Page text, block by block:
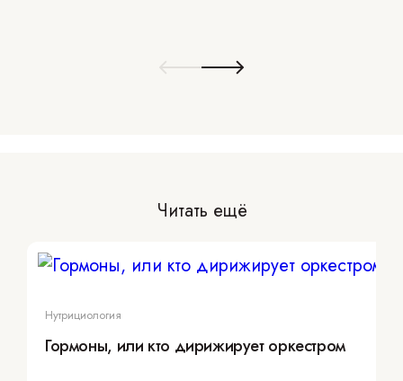
Читать ещё
Нутрициология
Гормоны, или кто дирижирует оркестром